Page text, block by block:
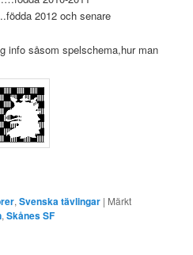
2012 och senare
info såsom spelschema,hur man
,Svenska tävlingar | Märkt
,Skånes SF